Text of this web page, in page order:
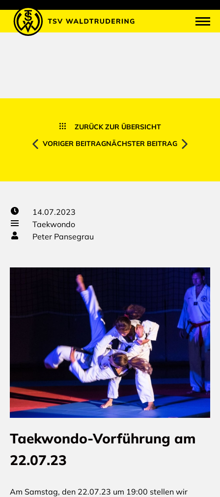
ZURÜCK ZUR ÜBERSICHT
VORIGER BEITRAGNÄCHSTER BEITRAG
14.07.2023
Taekwondo
Peter Pansegrau
Taekwondo-Vorführung am
22.07.23
Am Samstag, den 22.07.23 um 19:00 stellen wir